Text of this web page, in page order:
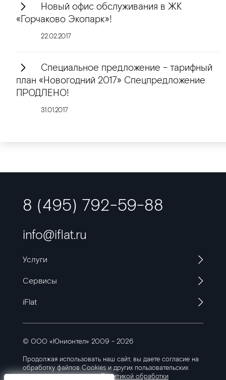
Новый офис обслуживания в ЖК
«Горчаково Экопарк»!
22.02.2017
Специальное предложение – тарифный
план «Новогодний 2017» Спецпредложение
ПРОДЛЕНО!
31.01.2017
8 (495) 792-59-88
info@iflat.ru
Услуги
Сервисы
iFlat
© ООО «Юнионтел» 2009 - 2026
Продолжая использовать наш сайт, вы даете согласие на
обработку файлов Cookiesи других пользовательских
данных, в соответствии сПолитикой обработки